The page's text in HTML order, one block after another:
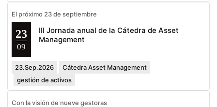
El próximo 23 de septiembre
23
09
III Jornada anual de la Cátedra de Asset
Management
23.Sep.2026
Cátedra Asset Management
gestión de activos
Con la visión de nueve gestoras